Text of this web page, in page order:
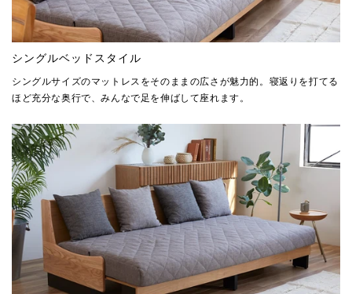
シングルベッドスタイル
シングルサイズのマットレスをそのままの広さが魅力的。寝返りを打てる
ほど充分な奥行で、みんなで足を伸ばして座れます。